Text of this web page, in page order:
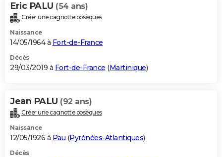
Eric PALU (54 ans)
Créer une cagnotte obsèques
Naissance
14/05/1964 à Fort-de-France
Décès
29/03/2019 à Fort-de-France (Martinique)
Jean PALU (92 ans)
Créer une cagnotte obsèques
Naissance
12/05/1926 à Pau (Pyrénées-Atlantiques)
Décès